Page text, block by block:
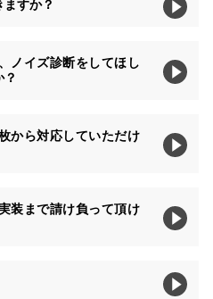
すか？
ノイズ診断をしてほし
から対応していただけ
装まで請け負って頂け